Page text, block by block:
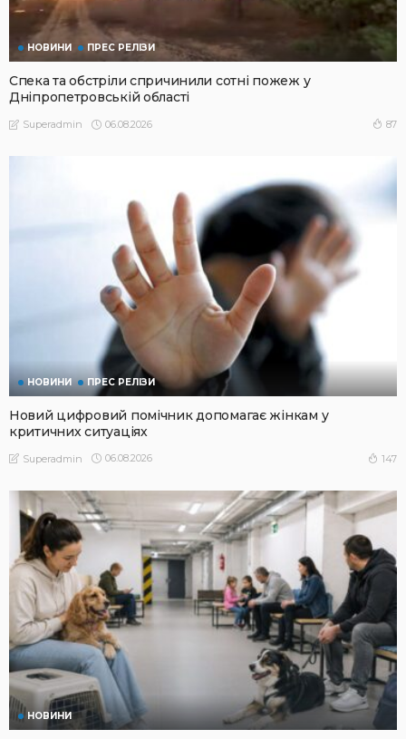
НОВИНИ ПРЕС РЕЛІЗИ
Спека та обстріли спричинили сотні пожеж у
Дніпропетровській області
Superadmin 06.08.2026 87
НОВИНИ ПРЕС РЕЛІЗИ
Новий цифровий помічник допомагає жінкам у
критичних ситуаціях
Superadmin 06.08.2026 147
НОВИНИ